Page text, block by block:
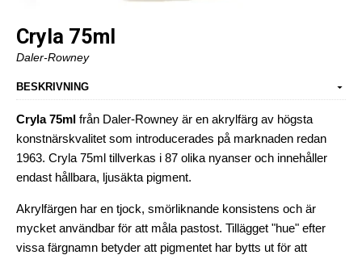
Cryla 75ml
Daler-Rowney
BESKRIVNING
Cryla 75ml från Daler-Rowney är en akrylfärg av högsta
konstnärskvalitet som introducerades på marknaden redan
1963. Cryla 75ml tillverkas i 87 olika nyanser och innehåller
endast hållbara, ljusäkta pigment.
Akrylfärgen har en tjock, smörliknande konsistens och är
mycket användbar för att måla pastost. Tillägget "hue" efter
vissa färgnamn betyder att pigmentet har bytts ut för att